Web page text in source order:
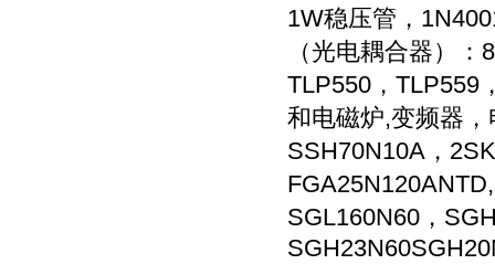
1W稳压管，
（光电耦合器）
TLP550，TLP559
和电磁炉,变频器
SSH70N10A，
SGL160N60，